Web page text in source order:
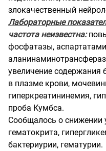
злокачественный
Лабораторные
частота неизвестна:
фосфатазы,
увеличение содержания
в плазме крови,
гиперкреатининемия,
проба Кумбса.
Сообщалось о снижении
гематокрита,
бактериурии, гематурии.